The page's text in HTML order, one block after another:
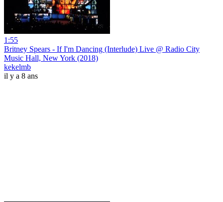
1:55
Britney Spears - If I'm Dancing (Interlude) Live @ Radio City
Music Hall, New York (2018)
kekelmb
il y a 8 ans